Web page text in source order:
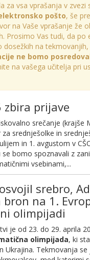
za vsa vprašanja v zvezi
pošto, še
na Vaše vprašanje že
Prosimo Vas tudi, da po
dosežkih na tekmovanjih,
ne bomo
na vašega učitelja pri
zbira prijave
srečanje (krajše
srednješolke in
in 1. avgustom v
bomo spoznavali z
vsebinami,...
srebro,
na 1.
olimpijadi
je od 23. do 29. aprila
olimpijada, ki
Ukrajina. Tekmovanja